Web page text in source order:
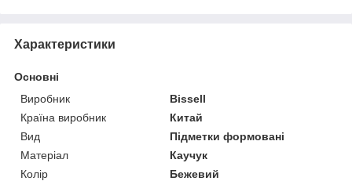
Характеристики
Основні
Виробник
Bissell
Країна виробник
Китай
Вид
Підметки формовані
Матеріал
Каучук
Колір
Бежевий